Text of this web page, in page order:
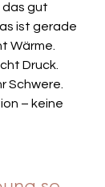
das gut
ist gerade
Wärme.
Druck.
Schwere.
– keine